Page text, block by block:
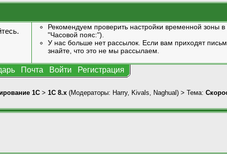
.
Рекомендуем проверить настройки временной
"Часовой пояс:").
У нас больше нет рассылок. Если вам приходят
знайте, что это не мы рассылаем.
Почта Войти Регистрация
1С > 1С 8.x (Модераторы: Harry, Kivals Naghual) > Тема: